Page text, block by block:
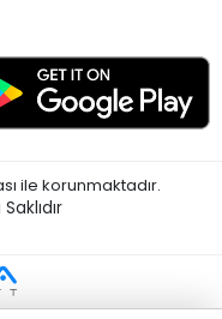
ile korunmaktadır.